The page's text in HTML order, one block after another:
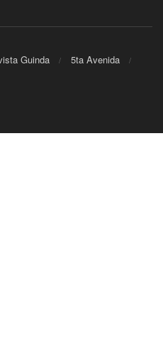
Guinda
5ta Avenida